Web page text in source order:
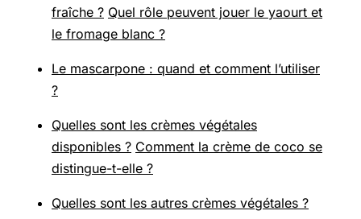
fraîche ? Quel rôle peuvent jouer le yaourt et
le fromage blanc ?
Le mascarpone : quand et comment l’utiliser
?
Quelles sont les crèmes végétales
disponibles ? Comment la crème de coco se
distingue-t-elle ?
Quelles sont les autres crèmes végétales ?